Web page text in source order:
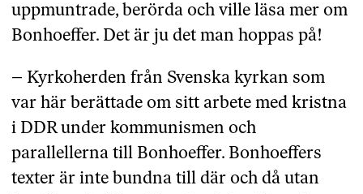
uppmuntrade, berörda och ville läsa mer om
Bonhoeffer. Det är ju det man hoppas på!
– Kyrkoherden från Svenska kyrkan som
var här berättade om sitt arbete med kristna
i DDR under kommunismen och
parallellerna till Bonhoeffer. Bonhoeffers
texter är inte bundna till där och då utan